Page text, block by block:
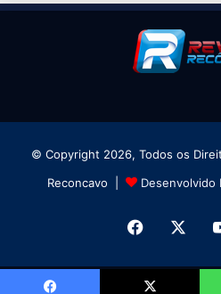
© Copyright 2026, Todos os
Reconcavo |
Desenvolvido
Facebook